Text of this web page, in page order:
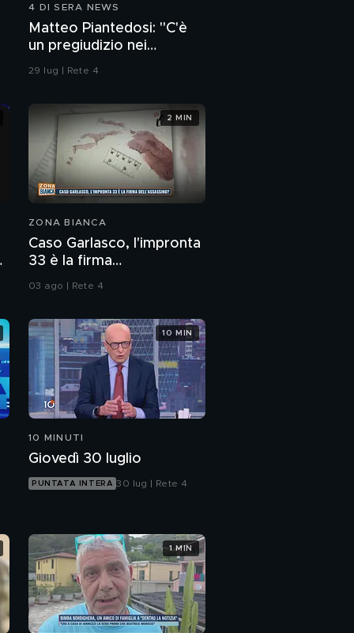
La festa delle ciliegie,
Conversano
4 DI SERA NEWS
Matteo Piantedosi: "C'è
un pregiudizio nei
confronti della polizia"
29 lug | Rete 4
ZONA BIANCA
Caso Garlasco, l'impronta
33 è la firma
dell'assassino?
03 ago | Rete 4
2 MIN
10 MINUTI
Giovedì 30 luglio
PUNTATA INTERA 30 lug | Rete 4
10 MIN
1 MIN